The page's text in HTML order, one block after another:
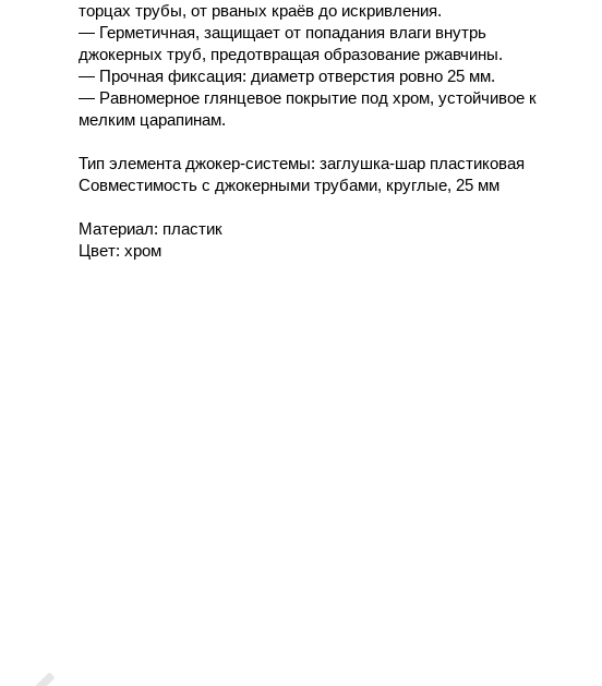
торцах трубы, от рваных краёв до искривления.
— Герметичная, защищает от попадания влаги внутрь
джокерных труб, предотвращая образование ржавчины.
— Прочная фиксация: диаметр отверстия ровно 25 мм.
— Равномерное глянцевое покрытие под хром, устойчивое к
мелким царапинам.
Тип элемента джокер-системы: заглушка-шар пластиковая
Совместимость с джокерными трубами, круглые, 25 мм
Материал: пластик
Цвет: хром